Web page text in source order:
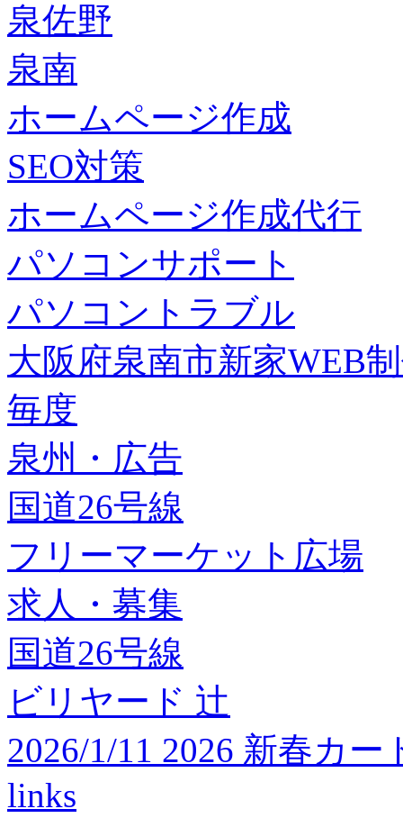
泉佐野
泉南
ホームページ作成
SEO対策
ホームページ作成代行
パソコンサポート
パソコントラブル
大阪府泉南市新家WEB
毎度
泉州・広告
国道26号線
フリーマーケット広場
求人・募集
国道26号線
ビリヤード 辻
2026/1/11 2026 新春カ
links